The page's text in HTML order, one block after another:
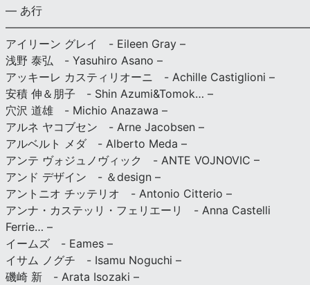
— あ行
アイリーン グレイ - Eileen Gray –
浅野 泰弘 - Yasuhiro Asano –
アッキーレ カスティリオーニ - Achille Castiglioni –
安積 伸＆朋子 - Shin Azumi&Tomok… –
穴沢 道雄 - Michio Anazawa –
アルネ ヤコブセン - Arne Jacobsen –
アルベルト メダ - Alberto Meda –
アンテ ヴォジュノヴィック - ANTE VOJNOVIC –
アンド デザイン - ＆design –
アントニオ チッテリオ - Antonio Citterio –
アンナ・カステッリ・フェリエーリ - Anna Castelli
Ferrie… –
イームズ - Eames –
イサム ノグチ - Isamu Noguchi –
磯崎 新 - Arata Isozaki –